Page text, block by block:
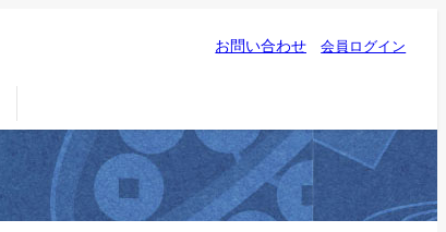
お問い合わせ 会員ログイン